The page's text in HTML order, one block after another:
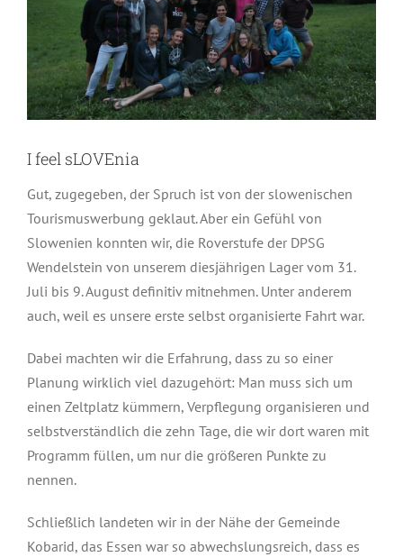
I feel sLOVEnia
Gut, zugegeben, der Spruch ist von der slowenischen
Tourismuswerbung geklaut. Aber ein Gefühl von
Slowenien konnten wir, die Roverstufe der DPSG
Wendelstein von unserem diesjährigen Lager vom 31.
Juli bis 9. August definitiv mitnehmen. Unter anderem
auch, weil es unsere erste selbst organisierte Fahrt war.
Dabei machten wir die Erfahrung, dass zu so einer
Planung wirklich viel dazugehört: Man muss sich um
einen Zeltplatz kümmern, Verpflegung organisieren und
selbstverständlich die zehn Tage, die wir dort waren mit
Programm füllen, um nur die größeren Punkte zu
nennen.
Schließlich landeten wir in der Nähe der Gemeinde
Kobarid, das Essen war so abwechslungsreich, dass es